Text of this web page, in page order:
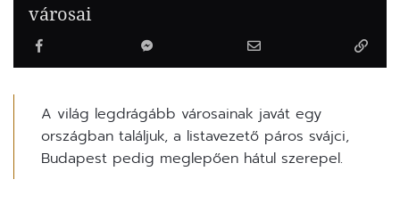
városai
A világ legdrágább városainak javát egy
országban találjuk, a listavezető páros svájci,
Budapest pedig meglepően hátul szerepel.